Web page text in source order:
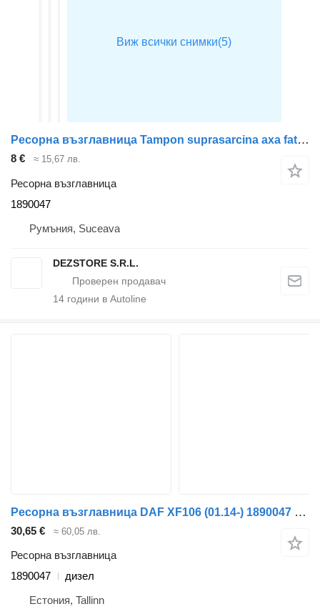
Ресорна възглавница Tampon suprasarcina axa fata 1890047 за влекач DAF XF
8 € ≈ 15,67 лв.
Ресорна възглавница
1890047
Румъния, Suceava
DEZSTORE S.R.L.
14 години в Autoline
Ресорна възглавница DAF XF106 (01.14-) 1890047 за влекач DAF XF106 (2014-)
30,65 € ≈ 60,05 лв.
Ресорна възглавница
1890047
дизел
Естония, Tallinn